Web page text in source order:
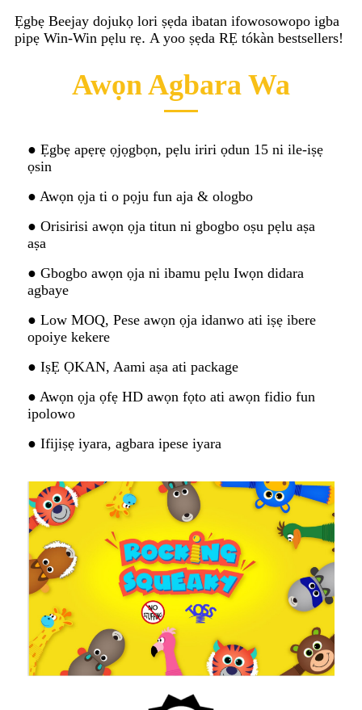
Ẹgbẹ Beejay dojukọ lori ṣẹda ibatan ifowosowopo igba
pipẹ Win-Win pẹlu rẹ. A yoo ṣẹda RẸ tókàn bestsellers!
Awọn Agbara Wa
● Ẹgbẹ apẹrẹ ọjọgbọn, pẹlu iriri ọdun 15 ni ile-iṣẹ
ọsin
● Awọn ọja ti o pọju fun aja & ologbo
● Orisirisi awọn ọja titun ni gbogbo oṣu pẹlu aṣa
aṣa
● Gbogbo awọn ọja ni ibamu pẹlu Iwọn didara
agbaye
● Low MOQ, Pese awọn ọja idanwo ati iṣẹ ibere
opoiye kekere
● IṣẸ ỌKAN, Aami aṣa ati package
● Awọn ọja ọfẹ HD awọn fọto ati awọn fidio fun
ipolowo
● Ifijiṣẹ iyara, agbara ipese iyara